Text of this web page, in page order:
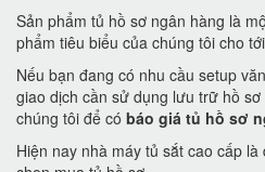
Sản phẩm tủ hồ sơ ngân hàng là
phẩm tiêu biểu của chúng tôi cho
Nếu bạn đang có nhu cầu setup
giao dịch cần sử dụng lưu trữ hồ
chúng tôi để có báo giá tủ hồ sơ
Hiện nay nhà máy tủ sắt cao cấp